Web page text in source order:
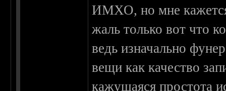
ИМХО, но мне
жаль только вот что
ведь изначально
вещи как качество
кажущаяся простота